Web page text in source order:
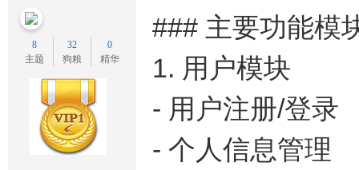
8
主题
32
狗粮
0
精华
### 主要功能模
1. 用户模块
- 用户注册/登录
- 个人信息管理